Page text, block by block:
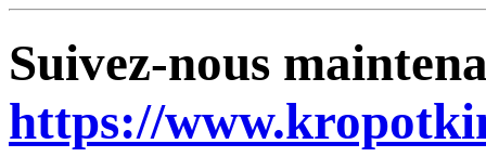
Suivez-nous
https://